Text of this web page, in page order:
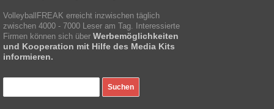
VolleyballFREAK erreicht inzwischen täglich
zwischen 4000 - 7000 Leser am Tag. Interessierte
Firmen können sich über Werbemöglichkeiten
und Kooperation mit Hilfe des Media Kits
informieren.